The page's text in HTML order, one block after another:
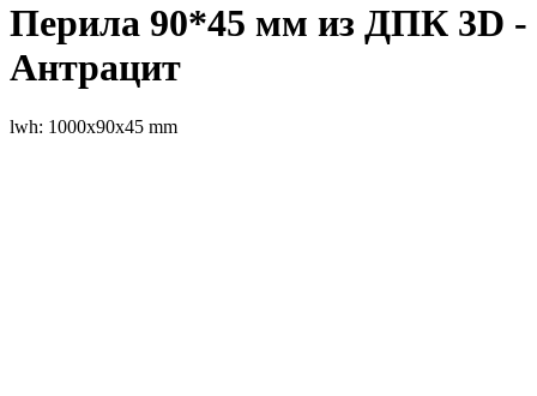
Перила 90*45 мм из ДПК 3D -
Антрацит
lwh: 1000x90x45 mm